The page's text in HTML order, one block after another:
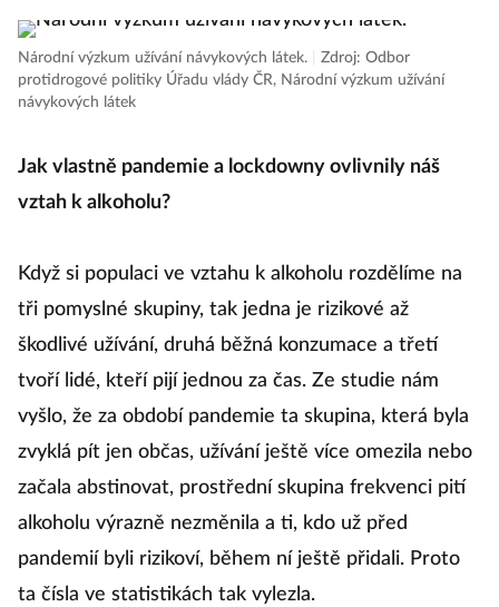
Národní výzkum užívání návykových látek.
Zdroj: Odbor
protidrogové politiky Úřadu vlády ČR, Národní výzkum užívání
návykových látek
Jak vlastně pandemie a lockdowny ovlivnily náš
vztah k alkoholu?
Když si populaci ve vztahu k alkoholu rozdělíme na
tři pomyslné skupiny, tak jedna je rizikové až
škodlivé užívání, druhá běžná konzumace a třetí
tvoří lidé, kteří pijí jednou za čas. Ze studie nám
vyšlo, že za období pandemie ta skupina, která byla
zvyklá pít jen občas, užívání ještě více omezila nebo
začala abstinovat, prostřední skupina frekvenci pití
alkoholu výrazně nezměnila a ti, kdo už před
pandemií byli rizikoví, během ní ještě přidali. Proto
ta čísla ve statistikách tak vylezla.